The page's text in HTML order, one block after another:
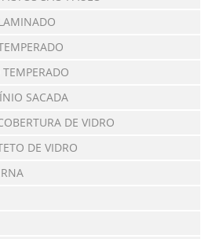
SACADA
DE VIDRO
DE VIDRO